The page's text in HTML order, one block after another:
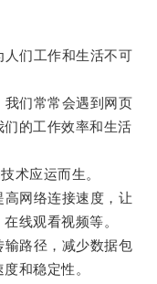
们工作和生活不可
们常常会遇到网页
的工作效率和生活
术应运而生。
网络连接速度，让
线观看视频等。
路径，减少数据包
和稳定性。